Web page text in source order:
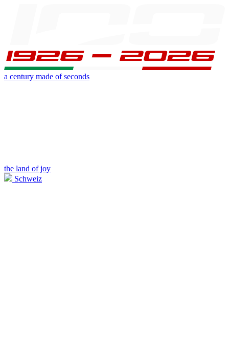
a century made of seconds
the land of joy
Schweiz